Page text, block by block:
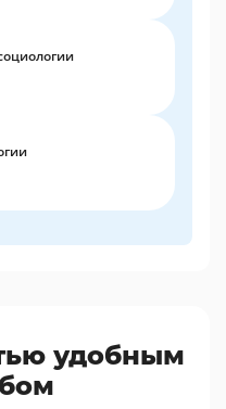
удобным